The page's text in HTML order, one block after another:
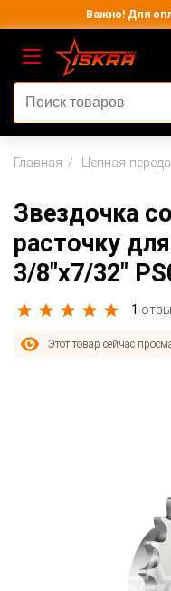
Важно! Для
Главная Цепная
Звездочка
расточку
3/8"x7/32"
1
Этот товар сейчас